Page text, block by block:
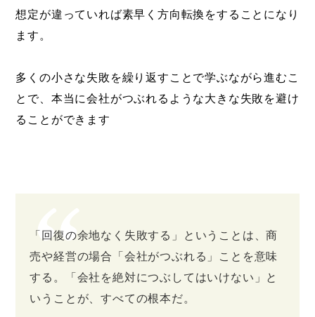
想定が違っていれば素早く方向転換をすることになり
ます。
多くの小さな失敗を繰り返すことで学ぶながら進むこ
とで、本当に会社がつぶれるような大きな失敗を避け
ることができます
「回復の余地なく失敗する」ということは、商
売や経営の場合「会社がつぶれる」ことを意味
する。「会社を絶対につぶしてはいけない」と
いうことが、すべての根本だ。